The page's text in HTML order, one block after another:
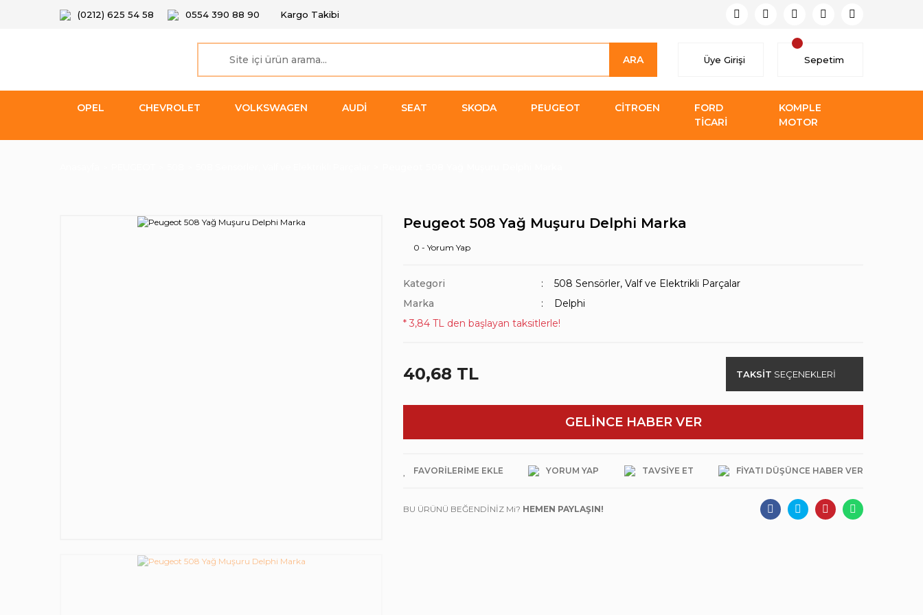
(0212) 625 54 58 0554 390 88 90 Kargo Takibi
ARA Üye Girişi Sepetim
OPEL CHEVROLET VOLKSWAGEN AUDİ SEAT SKODA PEUGEOT CİTROEN
FORD
TİCARİ
KOMPLE
MOTOR
Peugeot 508 Yağ Muşuru Delphi Marka
0 - Yorum Yap
Kategori
508 Sensörler, Valf ve Elektrikli Parçalar
Marka
Delphi
* 3,84 TL den başlayan taksitlerle!
40,68 TL TAKSİT SEÇENEKLERİ
GELİNCE HABER VER
YORUM YAP TAVSIYE ET FIYATI DÜŞÜNCE HABER VER
BU ÜRÜNÜ BEĞENDİNİZ Mi? HEMEN PAYLAŞIN!